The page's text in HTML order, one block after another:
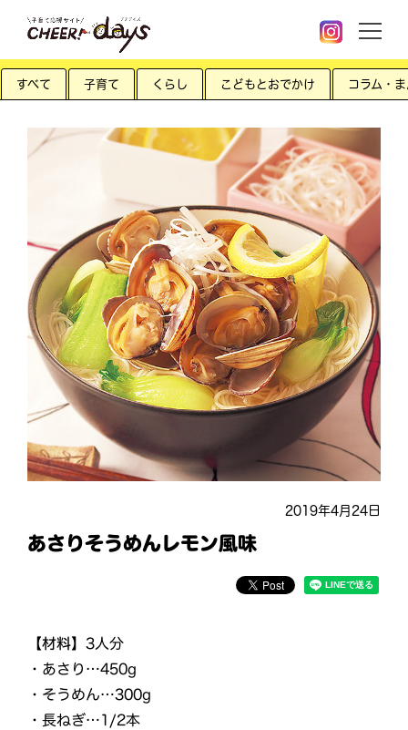
すべて 子育て くらし こどもとおでかけ コラム・
2019年4月24日
あさりそうめんレモン風味
【材料】3人分
・あさり…450g
・そうめん…300g
・長ねぎ…1/2本